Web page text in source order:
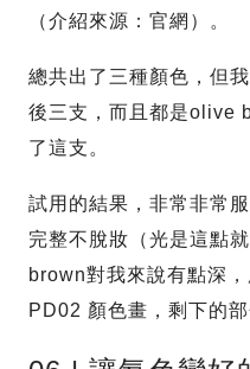
（介紹來源：官網）。
總共出了三種顏色，但
後三支，而且都是olive
了這支。
試用的結果，非常非常
完整不脫妝（光是這點
brown對我來說有點深
PD02 顏色畫，剩下的部